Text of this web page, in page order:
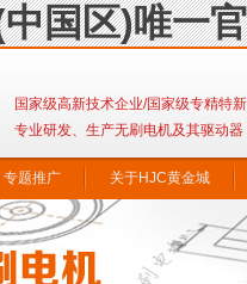
国区)唯一
国家级高新技术企业/国家级专精特
专业研发、生产无刷电机及其驱动器
专题推广 关于HJC黄金城